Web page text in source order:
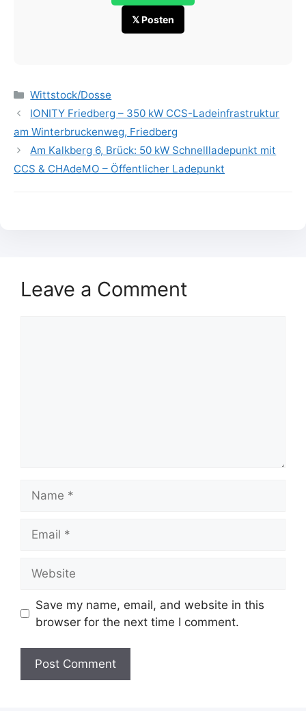
𝕏 Posten
Categories
Wittstock/Dosse
IONITY Friedberg – 350 kW CCS-Ladeinfrastruktur
am Winterbruckenweg, Friedberg
Am Kalkberg 6, Brück: 50 kW Schnellladepunkt mit
CCS & CHAdeMO – Öffentlicher Ladepunkt
Leave a Comment
Save my name, email, and website in this
browser for the next time I comment.